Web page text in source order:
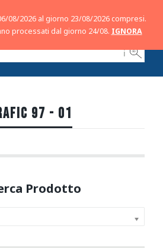
ℹ
97 - 01
08/2026 al giorno 23/08/2026 compresi.
processati dal giorno 24/08. IGNORA